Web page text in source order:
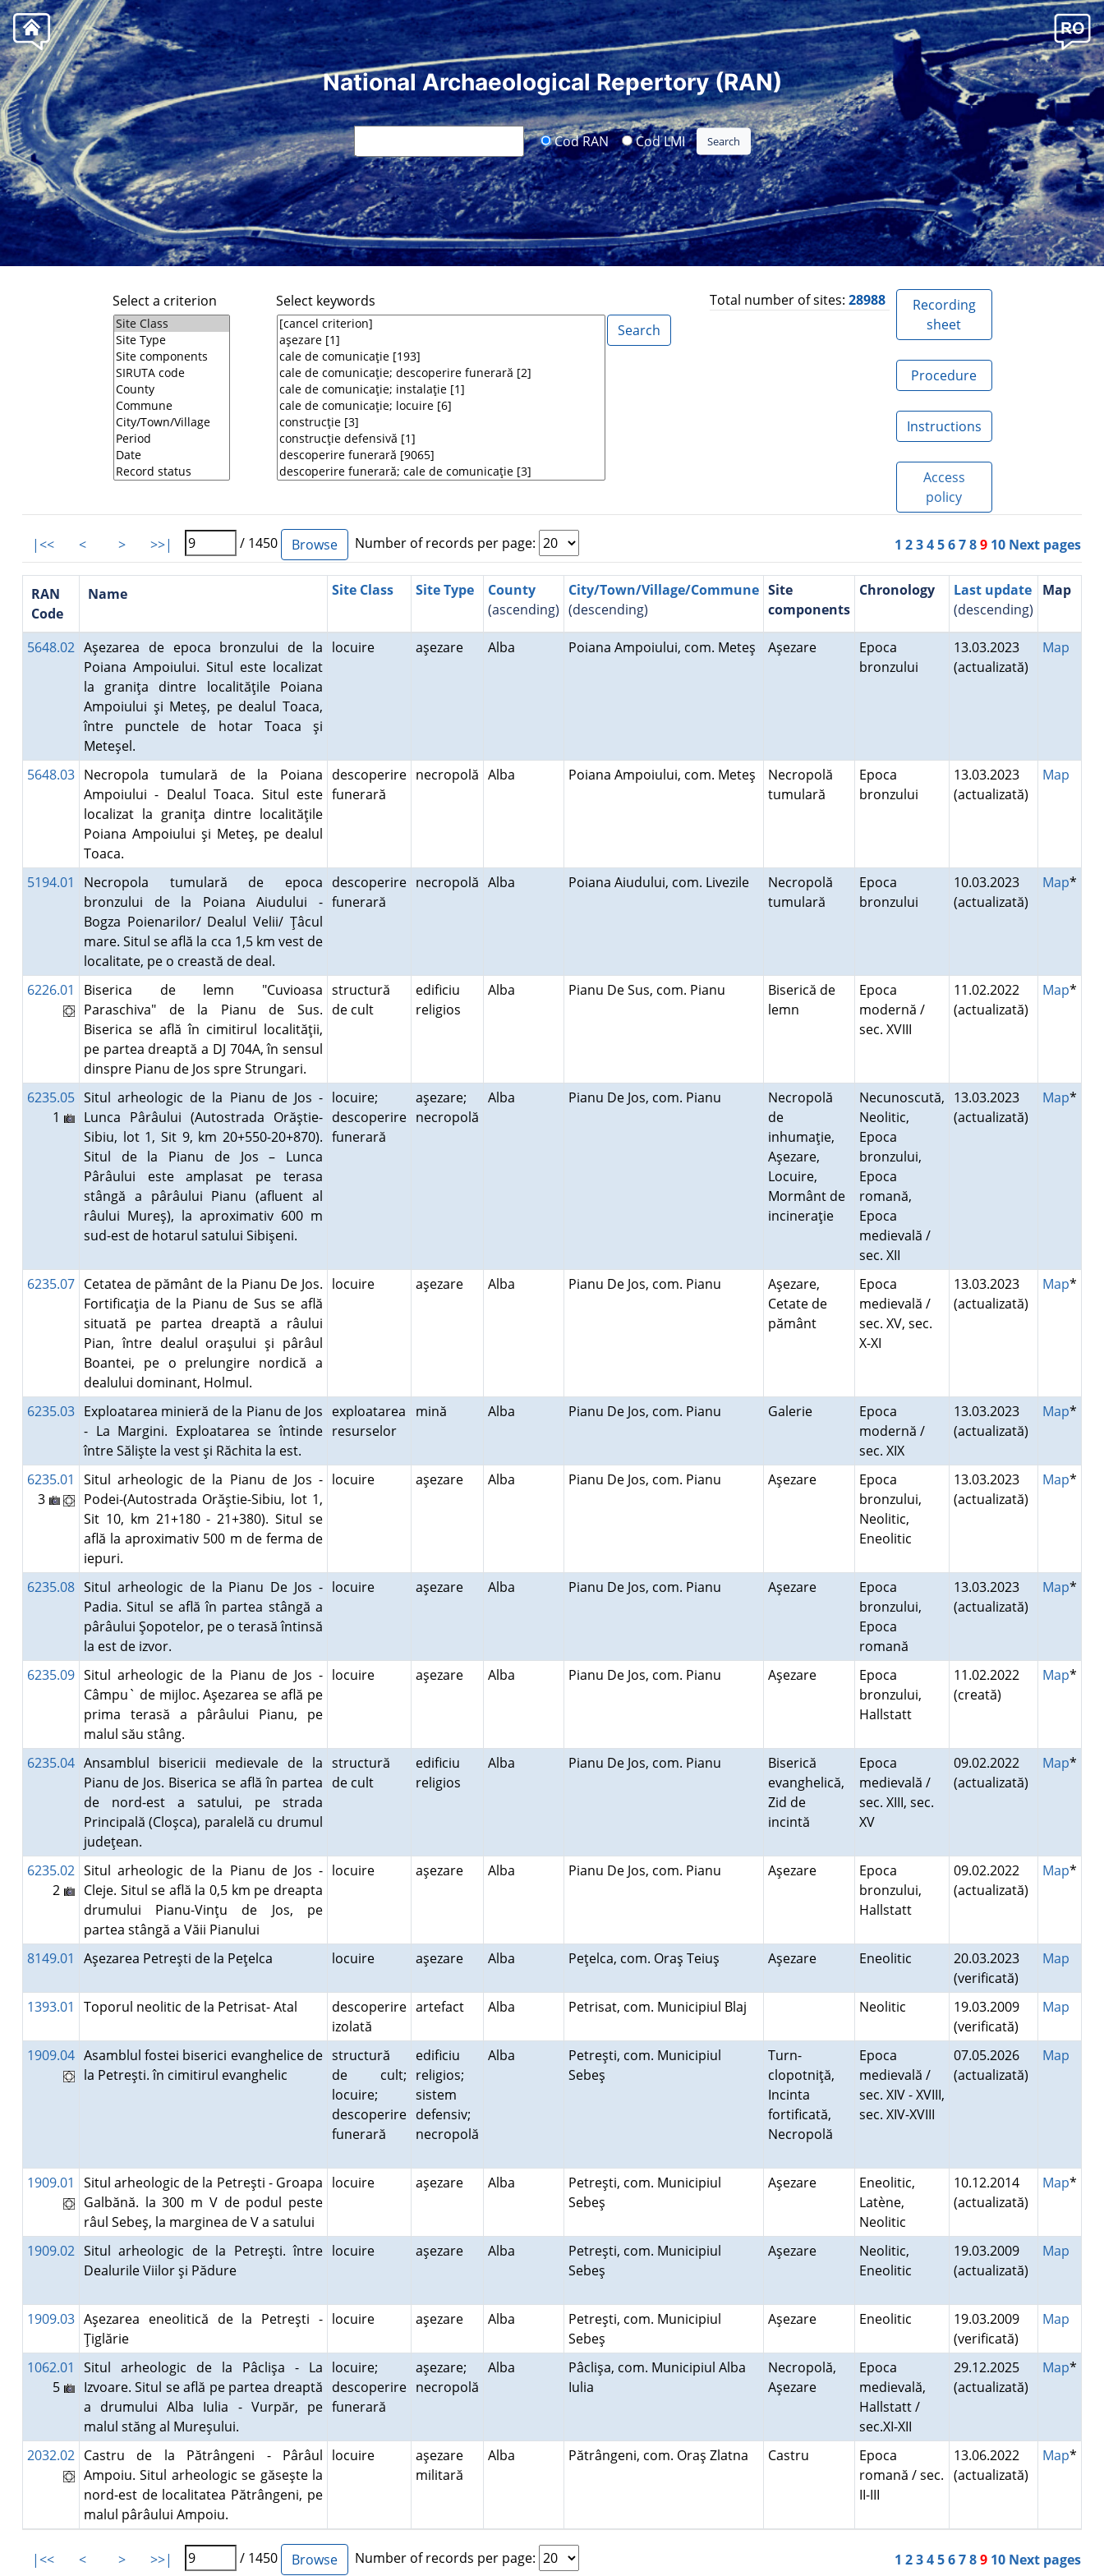
National Archaeological Repertory (RAN)
Cod RAN Cod LMI
Select a criterion Select keywords Total number of sites: 28988
Recording
sheet
Procedure
Instructions
Access
policy
|<< < > >>| / 1450 Number of records per page: 1 23456789 10 Next pages
RAN
Code
Name Site Class Site Type
County
(ascending)
City/Town/Village/Commune
(descending)
Site
components
Chronology
Last update
(descending)
Map
5648.02 Aşezarea de epoca bronzului de la
Poiana Ampoiului. Situl este localizat
la graniţa dintre localităţile Poiana
Ampoiului şi Meteş, pe dealul Toaca,
între punctele de hotar Toaca şi
Meteşel.
locuire aşezare Alba Poiana Ampoiului, com. Meteş Aşezare
Epoca
bronzului
13.03.2023
(actualizată)
Map
5648.03 Necropola tumulară de la Poiana
Ampoiului - Dealul Toaca. Situl este
localizat la graniţa dintre localităţile
Poiana Ampoiului şi Meteş, pe dealul
Toaca.
descoperire
funerară
necropolă Alba Poiana Ampoiului, com. Meteş
Necropolă
tumulară
Epoca
bronzului
13.03.2023
(actualizată)
Map
5194.01
Necropola tumulară de epoca
bronzului de la Poiana Aiudului -
Bogza Poienarilor/ Dealul Velii/ Ţâcul
mare. Situl se află la cca 1,5 km vest de
localitate, pe o creastă de deal.
descoperire
funerară
necropolă Alba Poiana Aiudului, com. Livezile
Necropolă
tumulară
Epoca
bronzului
10.03.2023
(actualizată)
Map*
6226.01
Biserica de lemn "Cuvioasa
Paraschiva" de la Pianu de Sus.
Biserica se află în cimitirul localităţii,
pe partea dreaptă a DJ 704A, în sensul
dinspre Pianu de Jos spre Strungari.
structură
de cult
edificiu
religios
Alba Pianu De Sus, com. Pianu
Biserică de
lemn
Epoca
modernă /
sec. XVIII
11.02.2022
(actualizată)
Map*
6235.05
1
Situl arheologic de la Pianu de Jos -
Lunca Pârâului (Autostrada Orăştie-
Sibiu, lot 1, Sit 9, km 20+550-20+870).
Situl de la Pianu de Jos – Lunca
Pârâului este amplasat pe terasa
stângă a pârâului Pianu (afluent al
râului Mureş), la aproximativ 600 m
sud-est de hotarul satului Sibişeni.
locuire;
descoperire
funerară
aşezare;
necropolă
Alba Pianu De Jos, com. Pianu
Necropolă
de
inhumaţie,
Aşezare,
Locuire,
Mormânt de
incineraţie
Necunoscută,
Neolitic,
Epoca
bronzului,
Epoca
romană,
Epoca
medievală /
sec. XII
13.03.2023
(actualizată)
Map*
6235.07 Cetatea de pământ de la Pianu De Jos.
Fortificaţia de la Pianu de Sus se află
situată pe partea dreaptă a râului
Pian, între dealul oraşului şi pârâul
Boantei, pe o prelungire nordică a
dealului dominant, Holmul.
locuire aşezare Alba Pianu De Jos, com. Pianu
Aşezare,
Cetate de
pământ
Epoca
medievală /
sec. XV, sec.
X-XI
13.03.2023
(actualizată)
Map*
6235.03 Exploatarea minieră de la Pianu de Jos
- La Margini. Exploatarea se întinde
între Sălişte la vest şi Răchita la est.
exploatarea
resurselor
mină Alba Pianu De Jos, com. Pianu Galerie
Epoca
modernă /
sec. XIX
13.03.2023
(actualizată)
Map*
6235.01
3
Situl arheologic de la Pianu de Jos -
Podei-(Autostrada Orăştie-Sibiu, lot 1,
Sit 10, km 21+180 - 21+380). Situl se
află la aproximativ 500 m de ferma de
iepuri.
locuire aşezare Alba Pianu De Jos, com. Pianu Aşezare
Epoca
bronzului,
Neolitic,
Eneolitic
13.03.2023
(actualizată)
Map*
6235.08 Situl arheologic de la Pianu De Jos -
Padia. Situl se află în partea stângă a
pârâului Şopotelor, pe o terasă întinsă
la est de izvor.
locuire aşezare Alba Pianu De Jos, com. Pianu Aşezare
Epoca
bronzului,
Epoca
romană
13.03.2023
(actualizată)
Map*
6235.09 Situl arheologic de la Pianu de Jos -
Câmpu` de mijloc. Aşezarea se află pe
prima terasă a pârâului Pianu, pe
malul său stâng.
locuire aşezare Alba Pianu De Jos, com. Pianu Aşezare
Epoca
bronzului,
Hallstatt
11.02.2022
(creată)
Map*
6235.04 Ansamblul bisericii medievale de la
Pianu de Jos. Biserica se află în partea
de nord-est a satului, pe strada
Principală (Cloşca), paralelă cu drumul
judeţean.
structură
de cult
edificiu
religios
Alba Pianu De Jos, com. Pianu
Biserică
evanghelică,
Zid de
incintă
Epoca
medievală /
sec. XIII, sec.
XV
09.02.2022
(actualizată)
Map*
6235.02
2
Situl arheologic de la Pianu de Jos -
Cleje. Situl se află la 0,5 km pe dreapta
drumului Pianu-Vinţu de Jos, pe
partea stângă a Văii Pianului
locuire aşezare Alba Pianu De Jos, com. Pianu Aşezare
Epoca
bronzului,
Hallstatt
09.02.2022
(actualizată)
Map*
8149.01 Aşezarea Petreşti de la Peţelca locuire aşezare Alba Peţelca, com. Oraş Teiuş Aşezare Eneolitic
20.03.2023
(verificată)
Map
1393.01 Toporul neolitic de la Petrisat- Atal
descoperire
izolată
artefact Alba Petrisat, com. Municipiul Blaj Neolitic
19.03.2009
(verificată)
Map
1909.04 Asamblul fostei biserici evanghelice de
la Petreşti. în cimitirul evanghelic
structură
de cult;
locuire;
descoperire
funerară
edificiu
religios;
sistem
defensiv;
necropolă
Alba
Petreşti, com. Municipiul
Sebeş
Turn-
clopotniţă,
Incinta
fortificată,
Necropolă
Epoca
medievală /
sec. XIV - XVIII,
sec. XIV-XVIII
07.05.2026
(actualizată)
Map
1909.01
Situl arheologic de la Petreşti - Groapa
Galbănă. la 300 m V de podul peste
râul Sebeş, la marginea de V a satului
locuire aşezare Alba
Petreşti, com. Municipiul
Sebeş
Aşezare
Eneolitic,
Latène,
Neolitic
10.12.2014
(actualizată)
Map*
1909.02 Situl arheologic de la Petreşti. între
Dealurile Viilor şi Pădure
locuire aşezare Alba
Petreşti, com. Municipiul
Sebeş
Aşezare
Neolitic,
Eneolitic
19.03.2009
(actualizată)
Map
1909.03 Aşezarea eneolitică de la Petreşti -
Ţiglărie
locuire aşezare Alba
Petreşti, com. Municipiul
Sebeş
Aşezare Eneolitic
19.03.2009
(verificată)
Map
1062.01
5
Situl arheologic de la Pâclişa - La
Izvoare. Situl se află pe partea dreaptă
a drumului Alba Iulia - Vurpăr, pe
malul stăng al Mureşului.
locuire;
descoperire
funerară
aşezare;
necropolă
Alba
Pâclişa, com. Municipiul Alba
Iulia
Necropolă,
Aşezare
Epoca
medievală,
Hallstatt /
sec.XI-XII
29.12.2025
(actualizată)
Map*
2032.02 Castru de la Pătrângeni - Pârâul
Ampoiu. Situl arheologic se găseşte la
nord-est de localitatea Pătrângeni, pe
malul pârâului Ampoiu.
locuire
aşezare
militară
Alba Pătrângeni, com. Oraş Zlatna Castru
Epoca
romană / sec.
II-III
13.06.2022
(actualizată)
Map*
|<< < > >>| / 1450 Number of records per page: 1 23456789 10 Next pages